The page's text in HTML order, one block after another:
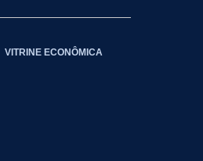
VITRINE ECONÔMICA